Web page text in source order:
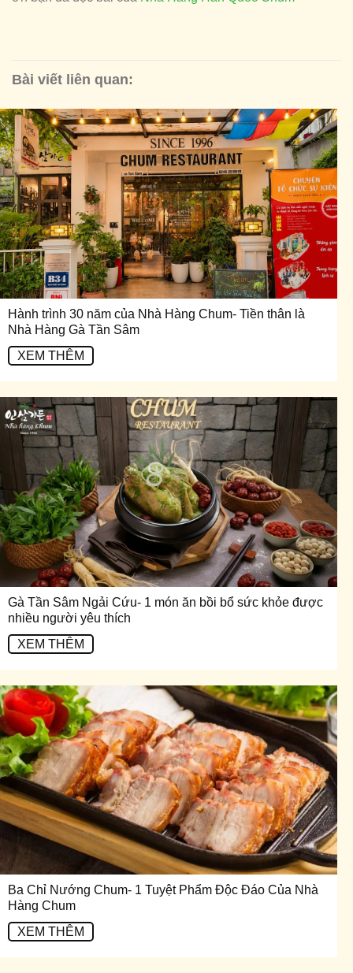
Bài viết liên quan:
Hành trình 30 năm của Nhà Hàng Chum- Tiền thân là
Nhà Hàng Gà Tần Sâm
XEM THÊM
Gà Tần Sâm Ngải Cứu- 1 món ăn bồi bổ sức khỏe được
nhiều người yêu thích
XEM THÊM
Ba Chỉ Nướng Chum- 1 Tuyệt Phẩm Độc Đáo Của Nhà
Hàng Chum
XEM THÊM